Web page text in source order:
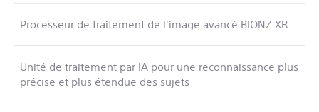
Processeur de traitement de l'image avancé BIONZ XR
Unité de traitement par IA pour une reconnaissance plus
précise et plus étendue des sujets